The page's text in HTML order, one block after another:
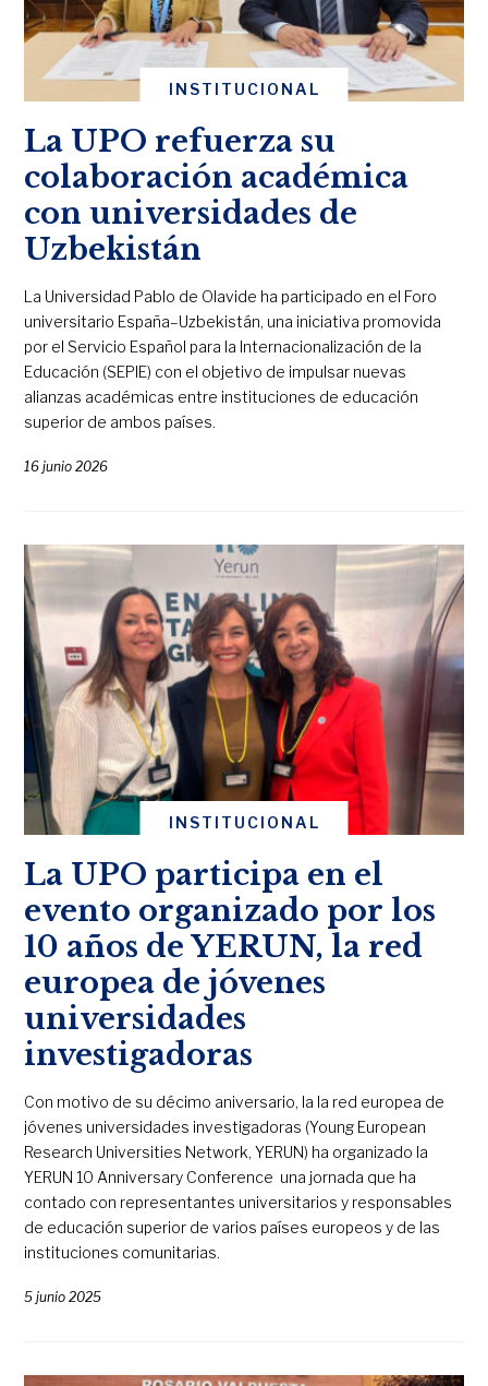
INSTITUCIONAL
La UPO refuerza su
colaboración académica
con universidades de
Uzbekistán
La Universidad Pablo de Olavide ha participado en el Foro
universitario España–Uzbekistán, una iniciativa promovida
por el Servicio Español para la Internacionalización de la
Educación (SEPIE) con el objetivo de impulsar nuevas
alianzas académicas entre instituciones de educación
superior de ambos países.
16 junio 2026
INSTITUCIONAL
La UPO participa en el
evento organizado por los
10 años de YERUN, la red
europea de jóvenes
universidades
investigadoras
Con motivo de su décimo aniversario, la la red europea de
jóvenes universidades investigadoras (Young European
Research Universities Network, YERUN) ha organizado la
YERUN 10 Anniversary Conference una jornada que ha
contado con representantes universitarios y responsables
de educación superior de varios países europeos y de las
instituciones comunitarias.
5 junio 2025